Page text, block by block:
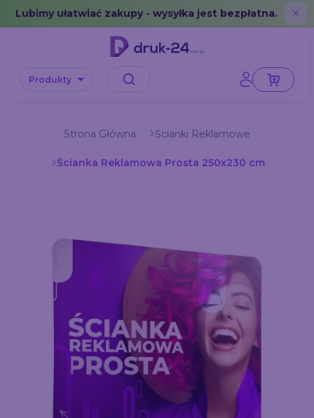
Error: No data in cache or invalid format
Lubimy ułatwiać zakupy - wysyłka jest bezpłatna. ✕
Produkty
Strona Główna Ścianki Reklamowe
Ścianka Reklamowa Prosta 250x230 cm